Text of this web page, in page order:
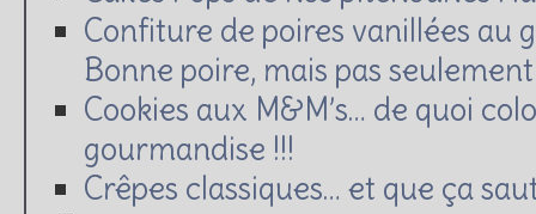
Confiture de poires vanillées au
Bonne poire, mais pas
Cookies aux M&M’s… de quoi
gourmandise !!!
Crêpes classiques… et que ça